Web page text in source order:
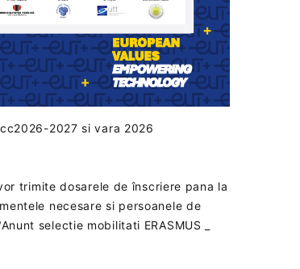
2027 si vara 2026
trimite dosarele de înscriere pana la
necesare si persoanele de
selectie mobilitati ERASMUS _